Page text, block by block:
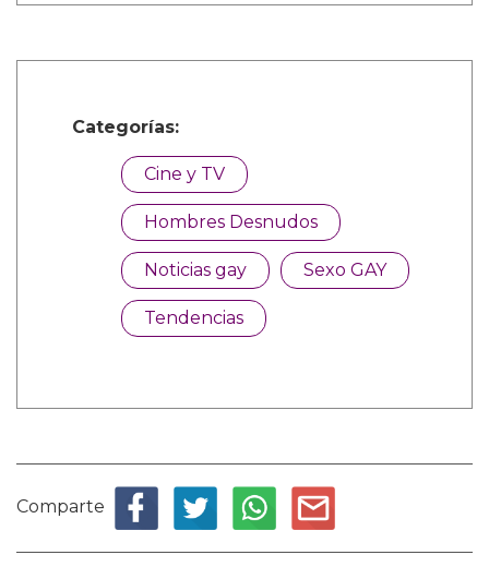
Categorías:
Cine y TV
Hombres Desnudos
Noticias gay Sexo GAY
Tendencias
Comparte